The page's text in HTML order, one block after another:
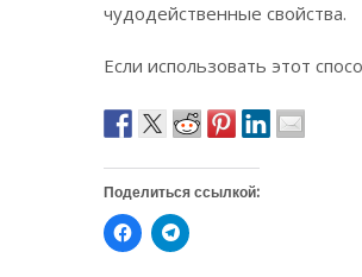
чудодейственные свойства.
Если использовать этот
Поделиться ссылкой:
Н
а
Н
а